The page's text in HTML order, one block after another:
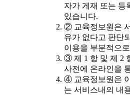
자가 게재 또는 등
있습니다.
② 교육정보원은
유가 없다고 판단
이용을 부분적으
③ 제 1 항 및 제 2
사전에 온라인을
④ 교육정보원은
는 서비스내의 내